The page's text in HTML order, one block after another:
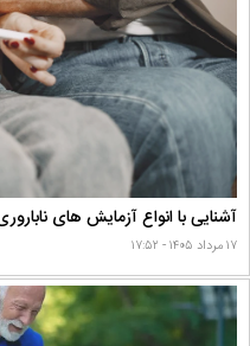
آشنایی با انواع آزمایش های
۱۷ مرداد ۱۴۰۵ - ۱۷:۵۲